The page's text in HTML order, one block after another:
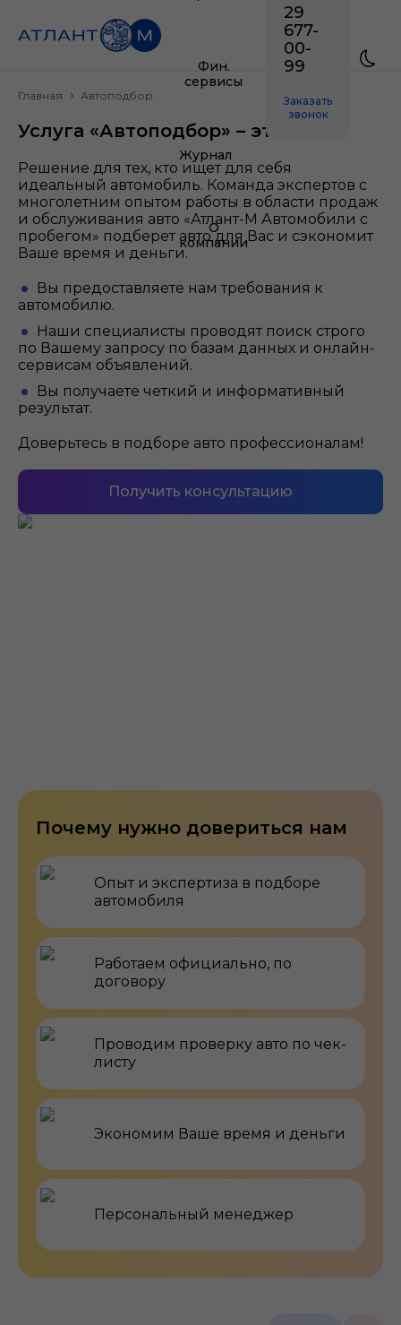
Фин.
сервисы
Журнал
О
компании
29
677-
00-
99
Заказать
звонок
Главная Автоподбор
Услуга «Автоподбор» – это:
Решение для тех, кто ищет для себя
идеальный автомобиль. Команда экспертов с
многолетним опытом работы в области продаж
и обслуживания авто «Атлант-М Автомобили с
пробегом» подберет авто для Вас и сэкономит
Ваше время и деньги.
Вы предоставляете нам требования к
автомобилю.
Наши специалисты проводят поиск строго
по Вашему запросу по базам данных и онлайн-
сервисам объявлений.
Вы получаете четкий и информативный
результат.
Доверьтесь в подборе авто профессионалам!
Получить консультацию
Почему нужно довериться нам
Опыт и экспертиза в подборе
автомобиля
Работаем официально, по
договору
Проводим проверку авто по чек-
листу
Экономим Ваше время и деньги
Персональный менеджер